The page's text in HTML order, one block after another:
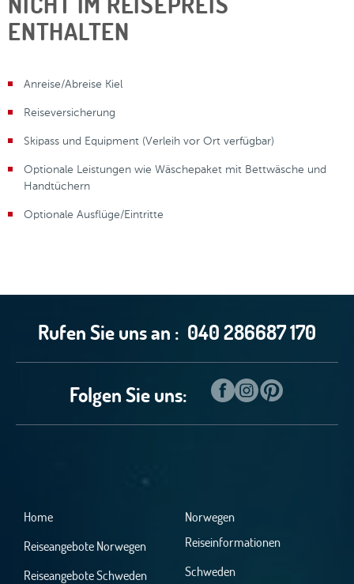
ENTHALTEN
Anreise/Abreise Kiel
Reiseversicherung
Skipass und Equipment (Verleih vor Ort verfügbar)
Optionale Leistungen wie Wäschepaket mit Bettwäsche und
Handtüchern
Optionale Ausflüge/Eintritte
Rufen Sie uns an : 040 286687 170
Folgen Sie uns:
Home
Reiseangebote Norwegen
Reiseangebote Schweden
Norwegen
Reiseinformationen
Schweden